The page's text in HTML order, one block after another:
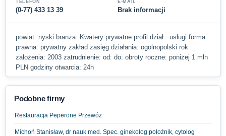
TELEFON
(0-77) 433 13 39
E-MAIL
Brak informacji
powiat: nyski branża: Kwatery prywatne profil dział.: usługi forma
prawna: prywatny zakład zasięg działania: ogolnopolski rok
założenia: 2003 zatrudnienie: od: do: obroty roczne: poniżej 1 mln
PLN godziny otwarcia: 24h
Podobne firmy
Restauracja Peperone Przewóz
Michoń Stanisław, dr nauk med. Spec. ginekolog położnik, cytolog